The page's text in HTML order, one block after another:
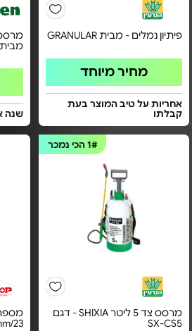
פיתיון נמלים - מבית GRANULAR
מחיר מיוחד
אחריות על טיב המוצר בעת
קבלתו
מבית SOLO - דגם 411 SOLO
שנה
1#הכי נמכר
מרסס צד 5 ליטר SHIXIA - דגם
SX-CS5
23"